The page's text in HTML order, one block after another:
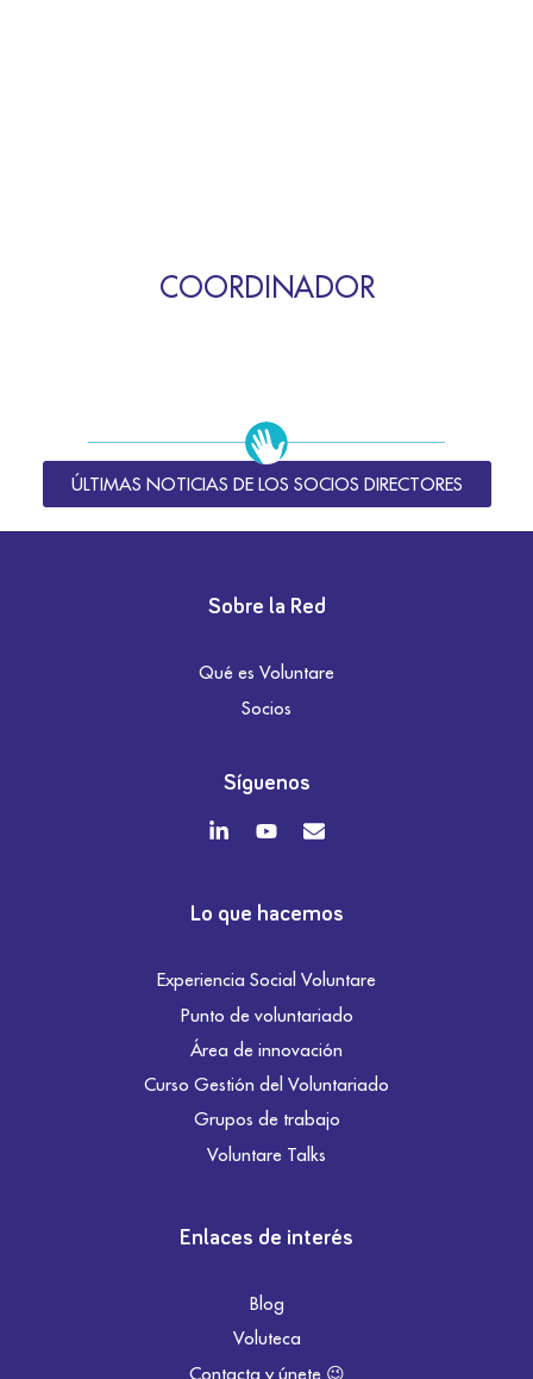
COORDINADOR
ÚLTIMAS NOTICIAS DE LOS SOCIOS DIRECTORES
Sobre la Red
Qué es Voluntare
Socios
Síguenos
Lo que hacemos
Experiencia Social Voluntare
Punto de voluntariado
Área de innovación
Curso Gestión del Voluntariado
Grupos de trabajo
Voluntare Talks
Enlaces de interés
Blog
Voluteca
Contacta y únete 😉